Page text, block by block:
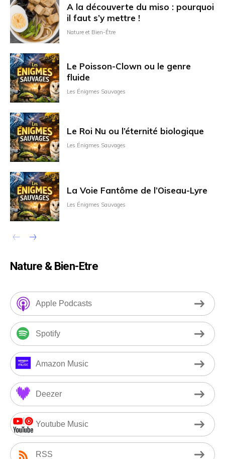
A la découverte du miso : pourquoi
il faut s’y mettre !
Nature et Bien-Être
Le Poisson-Clown ou le genre
fluide
Les Énigmes Sauvages
Le Roi Nu ou l’éternité biologique
Les Énigmes Sauvages
La Voie Fantôme de l’Oiseau-Lyre
Les Énigmes Sauvages
Nature & Bien-Etre
Apple Podcasts
Spotify
Amazon Music
Deezer
Youtube Music
RSS